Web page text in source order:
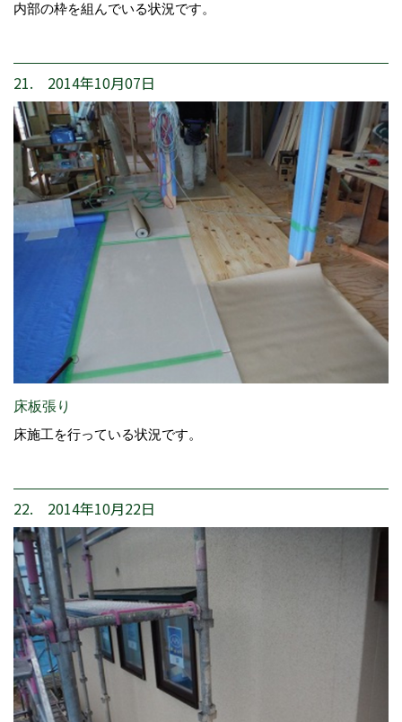
内部の枠を組んでいる状況です。
21. 2014年10月07日
床板張り
床施工を行っている状況です。
22. 2014年10月22日